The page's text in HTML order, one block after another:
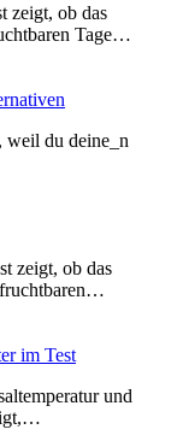
zeigt, ob das
Tage…
weil du deine_n
zeigt, ob das
im Test
und